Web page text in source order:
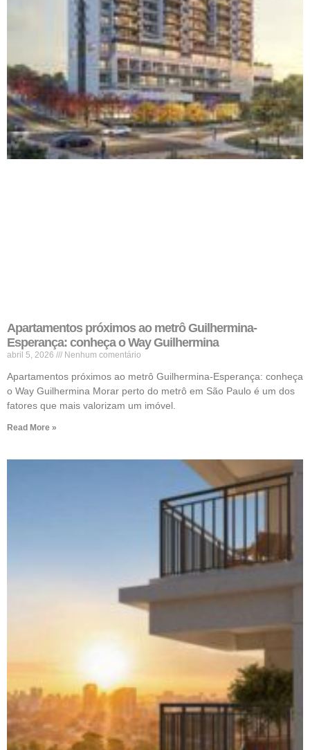
Apartamentos próximos ao metrô Guilhermina-
Esperança: conheça o Way Guilhermina
abril 5, 2026 Nenhum comentário
Apartamentos próximos ao metrô Guilhermina-Esperança: conheça
o Way Guilhermina Morar perto do metrô em São Paulo é um dos
fatores que mais valorizam um imóvel.
Read More »